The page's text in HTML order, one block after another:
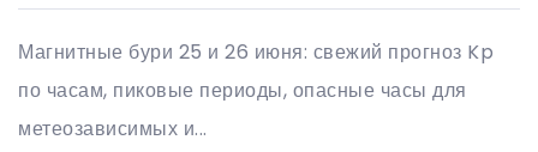
Магнитные бури 25 и 26 июня: свежий прогноз Kp
по часам, пиковые периоды, опасные часы для
метеозависимых и...